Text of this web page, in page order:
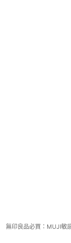
無印良品必買：MUJI敏